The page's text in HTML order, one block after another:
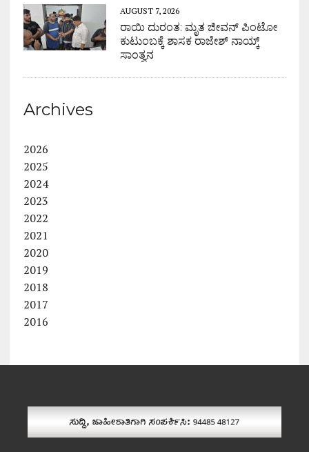
AUGUST 7, 2026
ರಾಯಿ ದುರಂತ: ಮೃತ ಜೀವನ್ ಪಿಂಟೋ
ಕುಟುಂಬಕ್ಕೆ ಶಾಸಕ ರಾಜೇಶ್ ನಾಯ್ಕ್
ಸಾಂತ್ವನ
Archives
2026
2025
2024
2023
2022
2021
2020
2019
2018
2017
2016